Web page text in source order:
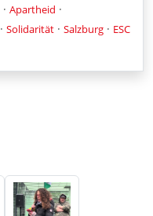
· Apartheid ·
· Solidarität · Salzburg · ESC